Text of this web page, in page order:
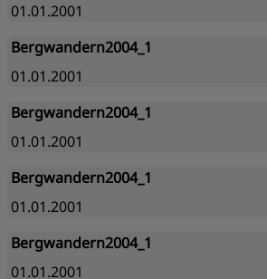
01.01.2001
Bergwandern2004_1
01.01.2001
Bergwandern2004_1
01.01.2001
Bergwandern2004_1
01.01.2001
Bergwandern2004_1
01.01.2001